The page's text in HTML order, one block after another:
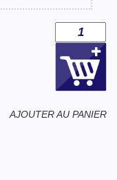
AJOUTER AU PANIER